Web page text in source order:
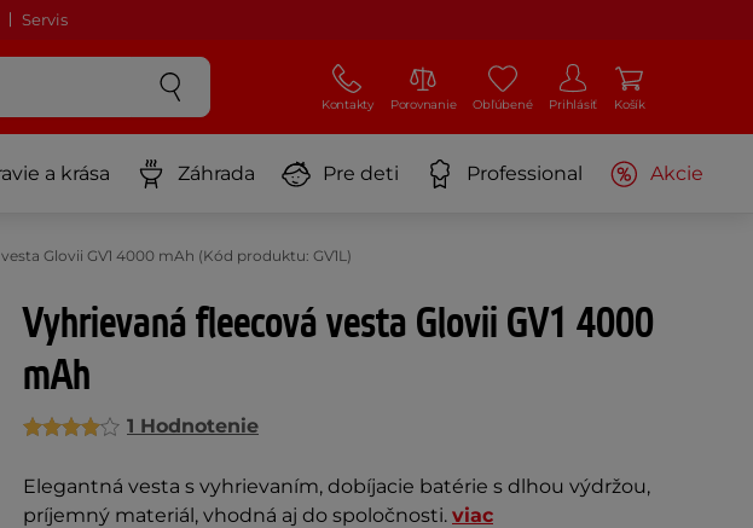
Servis
Kontakty Porovnanie Obľúbené Prihlásiť Košík
a krása Záhrada Pre deti Professional Akcie
Glovii GV1 4000 mAh (Kód produktu: GV1L)
Vyhrievaná fleecová vesta Glovii GV1 4000
mAh
1 Hodnotenie
Elegantná vesta s vyhrievaním, dobíjacie batérie s dlhou výdržou,
príjemný materiál, vhodná aj do spoločnosti. viac